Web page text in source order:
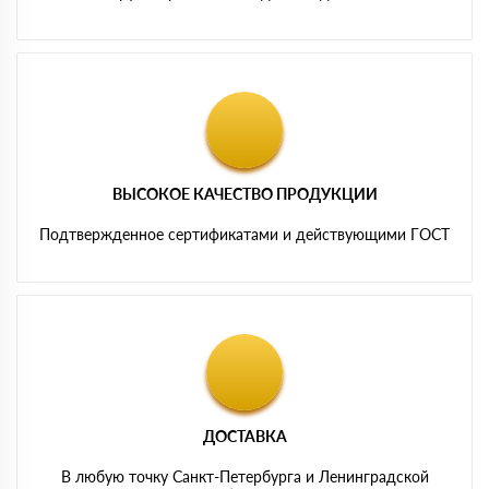
ВЫСОКОЕ КАЧЕСТВО ПРОДУКЦИИ
Подтвержденное сертификатами и действующими ГОСТ
ДОСТАВКА
В любую точку Санкт-Петербурга и Ленинградской